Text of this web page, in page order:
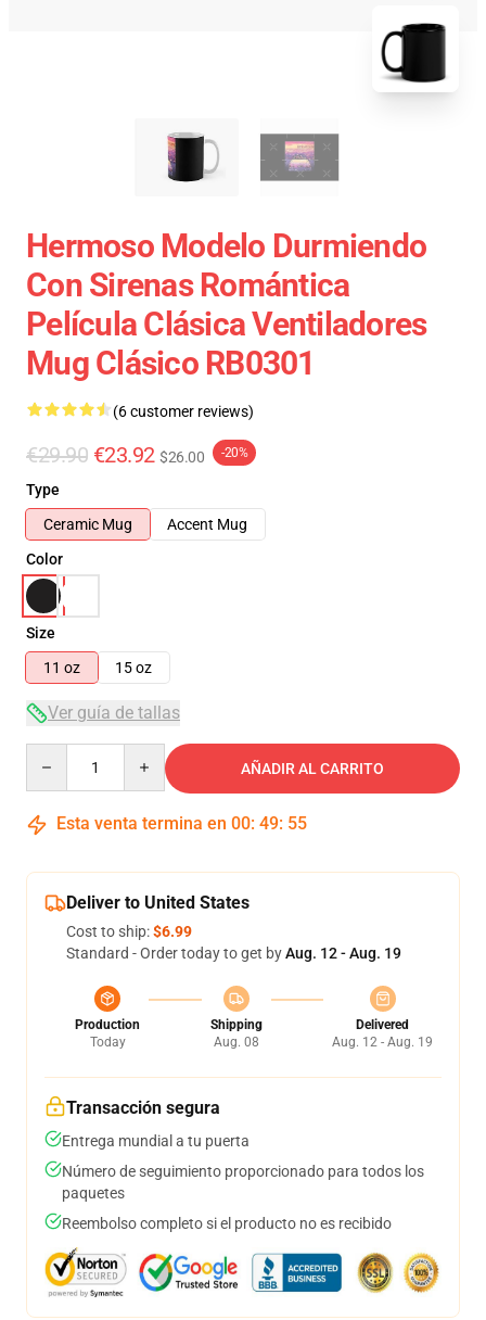
Hermoso Modelo Durmiendo
Con Sirenas Romántica
Película Clásica Ventiladores
Mug Clásico RB0301
(6 customer reviews)
€29.90 €23.92 $26.00 -20%
Type
Ceramic Mug
Accent Mug
Color
Size
11 oz
15 oz
Ver guía de tallas
AÑADIR AL CARRITO
Esta venta termina en 00: 49: 54
Deliver to United States
Cost to ship:$6.99
Standard - Order today to get byAug. 12 - Aug. 19
Production
Today
Shipping
Aug. 08
Delivered
Aug. 12 - Aug. 19
Transacción segura
Entrega mundial a tu puerta
Número de seguimiento proporcionado para todos los
paquetes
Reembolso completo si el producto no es recibido